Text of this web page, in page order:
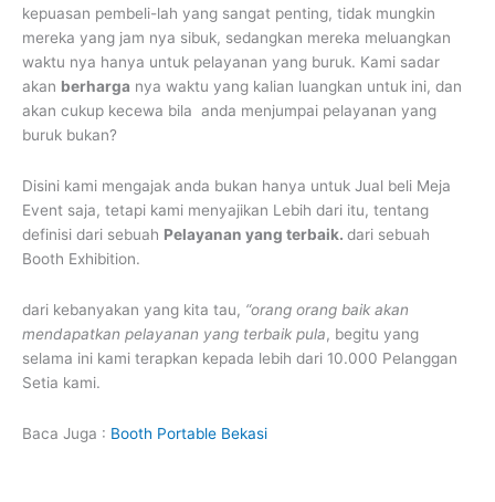
kepuasan pembeli-lah yang sangat penting, tidak mungkin
mereka yang jam nya sibuk, sedangkan mereka meluangkan
waktu nya hanya untuk pelayanan yang buruk. Kami sadar
akan berharga nya waktu yang kalian luangkan untuk ini, dan
akan cukup kecewa bila anda menjumpai pelayanan yang
buruk bukan?
Disini kami mengajak anda bukan hanya untuk Jual beli Meja
Event saja, tetapi kami menyajikan Lebih dari itu, tentang
definisi dari sebuah Pelayanan yang terbaik. dari sebuah
Booth Exhibition.
dari kebanyakan yang kita tau, “orang orang baik akan
mendapatkan pelayanan yang terbaik pula, begitu yang
selama ini kami terapkan kepada lebih dari 10.000 Pelanggan
Setia kami.
Baca Juga : Booth Portable Bekasi